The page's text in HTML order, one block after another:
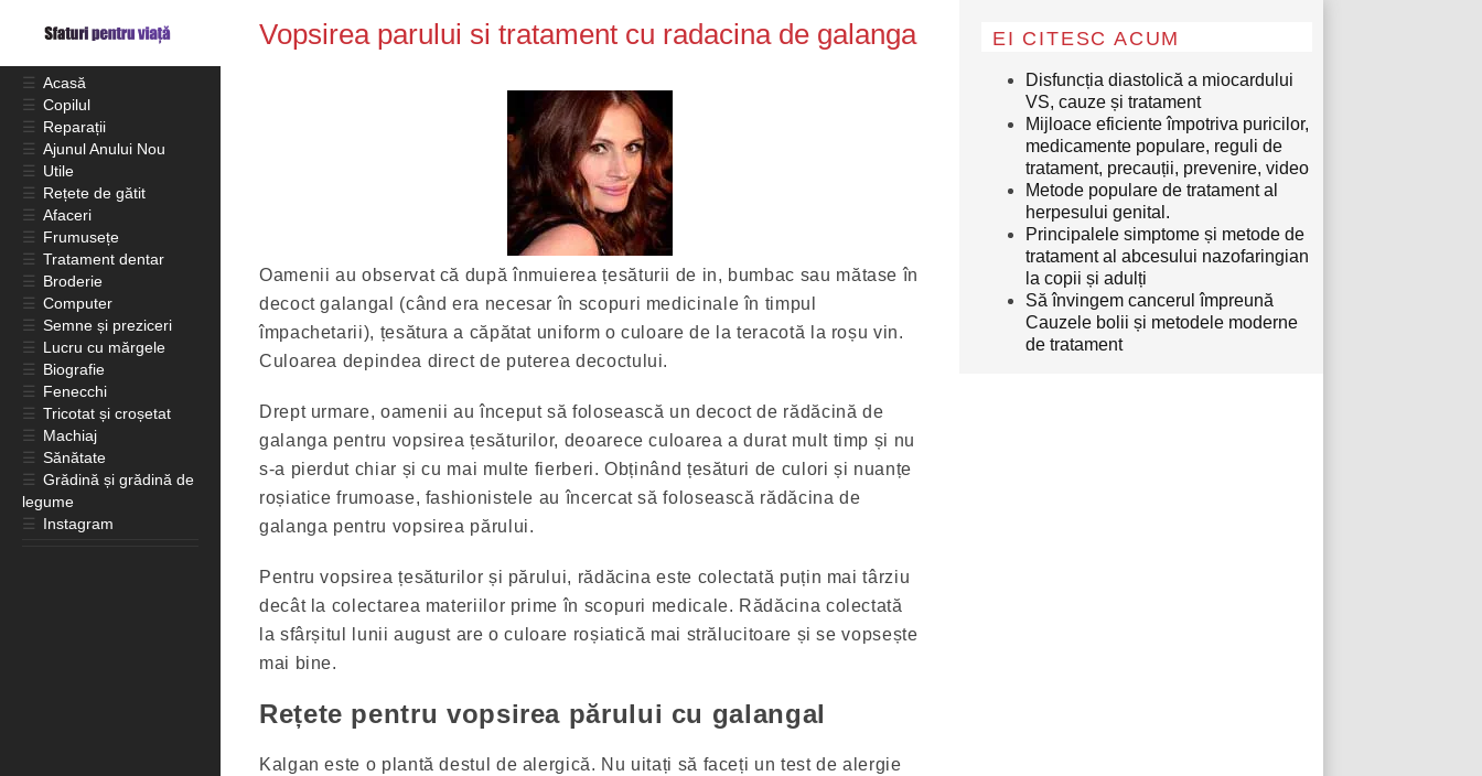
Vopsirea parului si tratament cu radacina de galanga
Oamenii au observat că după înmuierea țesăturii de in, bumbac sau mătase în
decoct galangal (când era necesar în scopuri medicinale în timpul
împachetarii), țesătura a căpătat uniform o culoare de la teracotă la roșu vin.
Culoarea depindea direct de puterea decoctului.
Drept urmare, oamenii au început să folosească un decoct de rădăcină de
galanga pentru vopsirea țesăturilor, deoarece culoarea a durat mult timp și nu
s-a pierdut chiar și cu mai multe fierberi. Obținând țesături de culori și nuanțe
roșiatice frumoase, fashionistele au încercat să folosească rădăcina de
galanga pentru vopsirea părului.
Pentru vopsirea țesăturilor și părului, rădăcina este colectată puțin mai târziu
decât la colectarea materiilor prime în scopuri medicale. Rădăcina colectată
la sfârșitul lunii august are o culoare roșiatică mai strălucitoare și se vopsește
mai bine.
Rețete pentru vopsirea părului cu galangal
Kalgan este o plantă destul de alergică. Nu uitați să faceți un test de alergie
EI CITESC ACUM
Disfuncția diastolică a miocardului
VS, cauze și tratament
Mijloace eficiente împotriva puricilor,
medicamente populare, reguli de
tratament, precauții, prevenire, video
Metode populare de tratament al
herpesului genital.
Principalele simptome și metode de
tratament al abcesului nazofaringian
la copii și adulți
Să învingem cancerul împreună
Cauzele bolii și metodele moderne
de tratament
☰ Acasă
☰ Copilul
☰ Reparații
☰ Ajunul Anului Nou
☰ Utile
☰ Rețete de gătit
☰ Afaceri
☰ Frumusețe
☰ Tratament dentar
☰ Broderie
☰ Computer
☰ Semne și preziceri
☰ Lucru cu mărgele
☰ Biografie
☰ Fenecchi
☰ Tricotat și croșetat
☰ Machiaj
☰ Sănătate
☰ Grădină și grădină de
legume
☰ Instagram